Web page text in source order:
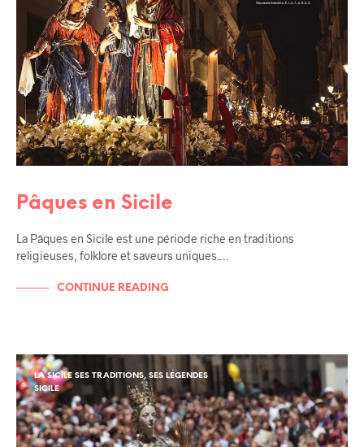
Pâques en Sicile
La Pâques en Sicile est une période riche en traditions
religieuses, folklore et saveurs uniques.…
CONTINUE READING
LA SICILE SES TRADITIONS, SES LÉGENDES
SICILE